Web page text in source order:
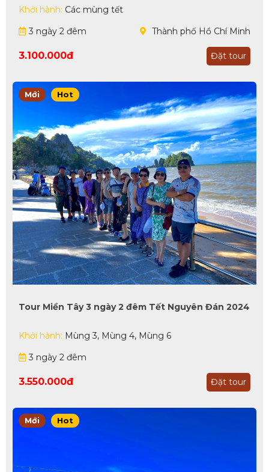
Khởi hành: Các mùng tết
3 ngày 2 đêm
Thành phố Hồ Chí Minh
3.100.000đ Đặt tour
Mới Hot
Tour Miền Tây 3 ngày 2 đêm Tết Nguyên Đán 2024
Khởi hành: Mùng 3, Mùng 4, Mùng 6
3 ngày 2 đêm
3.550.000đ Đặt tour
Mới Hot